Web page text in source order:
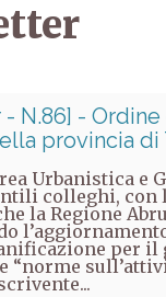
N.86] -
provincia di
Urbanistica e
colleghi, con
la Regione
per il
“norme